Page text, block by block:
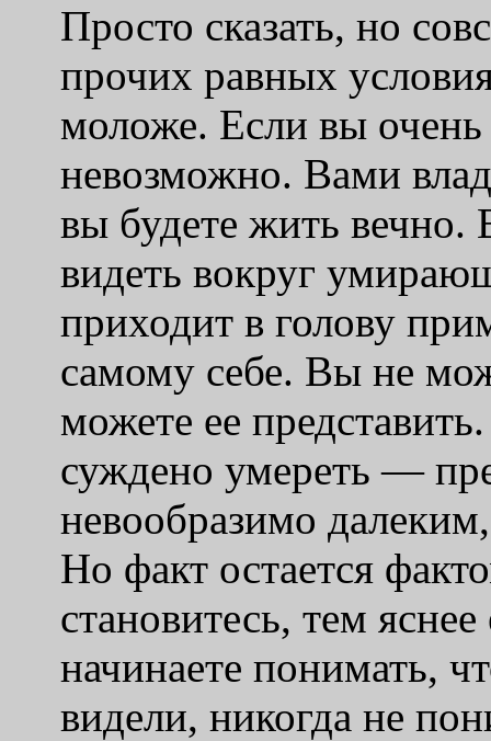
Просто сказать, но
прочих равных
моложе. Если вы
невозможно. Вами
вы будете жить
видеть вокруг
приходит в голову
самому себе. Вы не
можете ее
суждено умереть —
невообразимо
Но факт остается
становитесь, тем
начинаете понимать,
видели, никогда не